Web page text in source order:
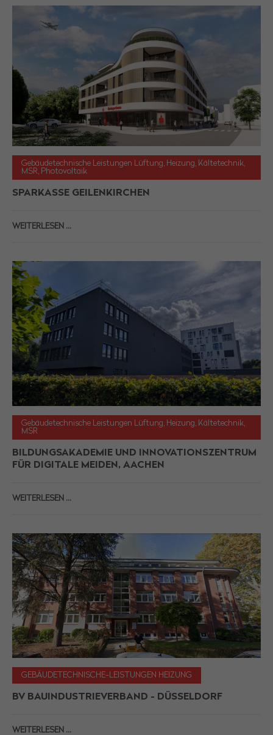
Gebäudetechnische Leistungen Lüftung, Heizung, Kältetechnik,
MSR, Photovoltaik
SPARKASSE GEILENKIRCHEN
WEITERLESEN …
Gebäudetechnische Leistungen Lüftung, Heizung, Kältetechnik,
MSR
BILDUNGSAKADEMIE UND INNOVATIONSZENTRUM
FÜR DIGITALE MEIDEN, AACHEN
WEITERLESEN …
GEBÄUDETECHNISCHE-LEISTUNGEN HEIZUNG
BV BAUINDUSTRIEVERBAND - DÜSSELDORF
WEITERLESEN …